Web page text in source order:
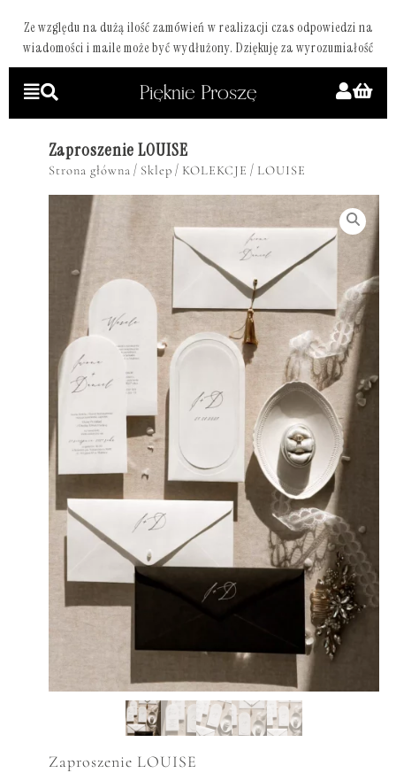
Ze względu na dużą ilość zamówień w realizacji czas odpowiedzi na
wiadomości i maile może być wydłużony. Dziękuję za wyrozumiałość
Zaproszenie LOUISE
Strona główna / Sklep / KOLEKCJE / LOUISE
Zaproszenie LOUISE